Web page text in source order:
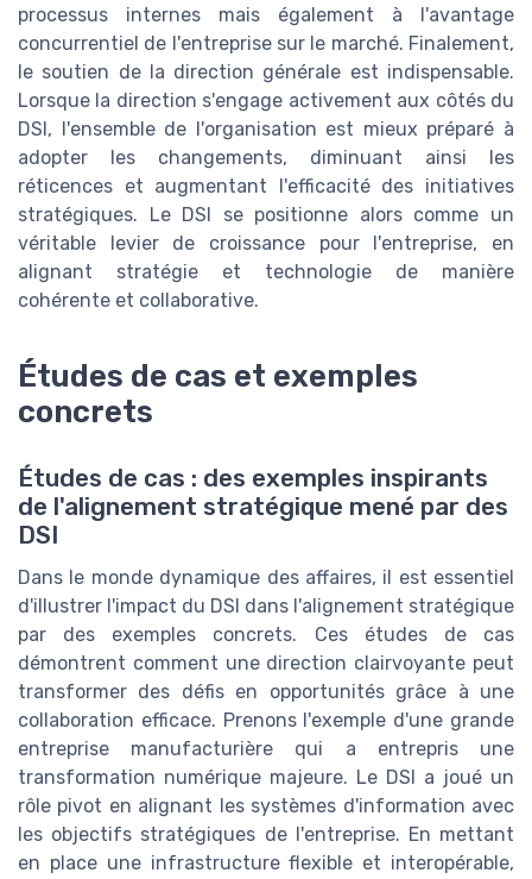
processus internes mais également à l'avantage
concurrentiel de l'entreprise sur le marché. Finalement,
le soutien de la direction générale est indispensable.
Lorsque la direction s'engage activement aux côtés du
DSI, l'ensemble de l'organisation est mieux préparé à
adopter les changements, diminuant ainsi les
réticences et augmentant l'efficacité des initiatives
stratégiques. Le DSI se positionne alors comme un
véritable levier de croissance pour l'entreprise, en
alignant stratégie et technologie de manière
cohérente et collaborative.
Études de cas et exemples
concrets
Études de cas : des exemples inspirants
de l'alignement stratégique mené par des
DSI
Dans le monde dynamique des affaires, il est essentiel
d'illustrer l'impact du DSI dans l'alignement stratégique
par des exemples concrets. Ces études de cas
démontrent comment une direction clairvoyante peut
transformer des défis en opportunités grâce à une
collaboration efficace. Prenons l'exemple d'une grande
entreprise manufacturière qui a entrepris une
transformation numérique majeure. Le DSI a joué un
rôle pivot en alignant les systèmes d'information avec
les objectifs stratégiques de l'entreprise. En mettant
en place une infrastructure flexible et interopérable,